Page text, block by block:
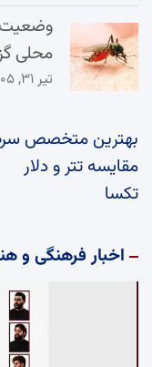
وضعیت
محلی
تیر ۳۱, ۱۴۰۵
بهترین متخصص
مقایسه تتر و دلار
تکسا
اخبار فرهنگی و